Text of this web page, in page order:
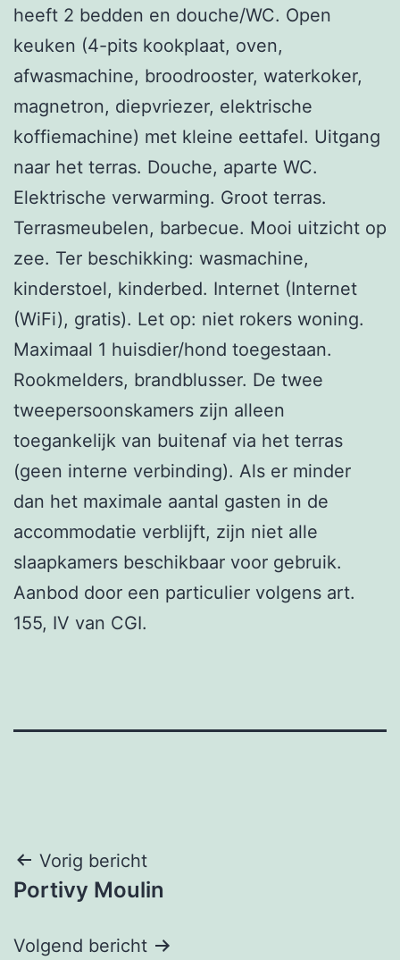
heeft 2 bedden en douche/WC. Open
keuken (4-pits kookplaat, oven,
afwasmachine, broodrooster, waterkoker,
magnetron, diepvriezer, elektrische
koffiemachine) met kleine eettafel. Uitgang
naar het terras. Douche, aparte WC.
Elektrische verwarming. Groot terras.
Terrasmeubelen, barbecue. Mooi uitzicht op
zee. Ter beschikking: wasmachine,
kinderstoel, kinderbed. Internet (Internet
(WiFi), gratis). Let op: niet rokers woning.
Maximaal 1 huisdier/hond toegestaan.
Rookmelders, brandblusser. De twee
tweepersoonskamers zijn alleen
toegankelijk van buitenaf via het terras
(geen interne verbinding). Als er minder
dan het maximale aantal gasten in de
accommodatie verblijft, zijn niet alle
slaapkamers beschikbaar voor gebruik.
Aanbod door een particulier volgens art.
155, IV van CGI.
Bericht
navigatie
Vorig bericht
Portivy Moulin
Volgend bericht